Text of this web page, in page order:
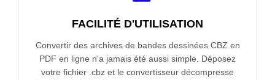
FACILITÉ D'UTILISATION
Convertir des archives de bandes dessinées CBZ en
PDF en ligne n'a jamais été aussi simple. Déposez
votre fichier .cbz et le convertisseur décompresse